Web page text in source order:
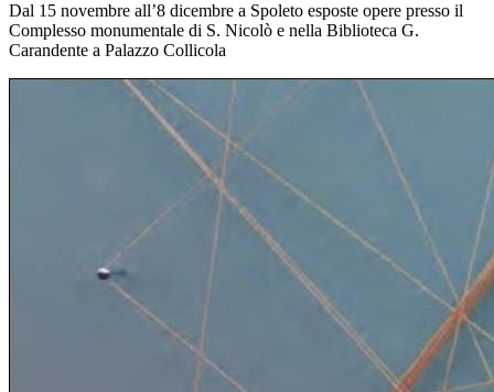
Dal 15 novembre all’8 dicembre a Spoleto esposte opere presso il
Complesso monumentale di S. Nicolò e nella Biblioteca G.
Carandente a Palazzo Collicola